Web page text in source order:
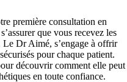
première consultation en
que vous recevez les
Le Dr Aimé, s’engage à offrir
pour chaque patient.
découvrir comment elle peut
en toute confiance.